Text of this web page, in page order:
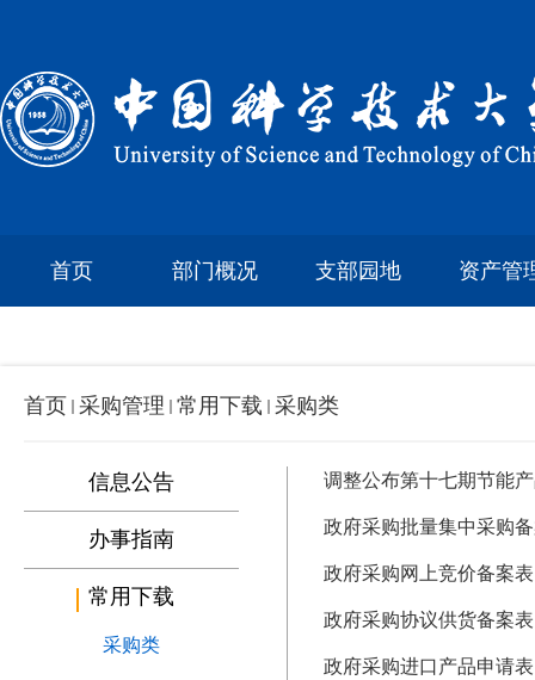
首页 部门概况 支部园地 资产管
首页 采购管理 常用下载 采购类
信息公告
办事指南
常用下载
采购类
调整公布第十七期节能
政府采购批量集中采购
政府采购网上竞价备案表
政府采购协议供货备案表
政府采购进口产品申请表